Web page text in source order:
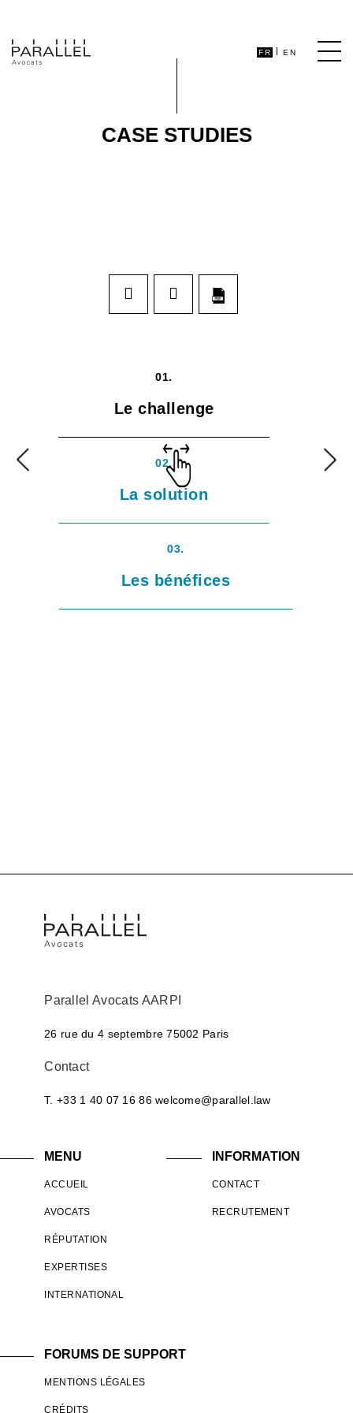
FR EN
CASE STUDIES
01.
Le challenge
02.
La solution
03.
Les bénéfices
Parallel Avocats AARPI
26 rue du 4 septembre 75002 Paris
Contact
T. +33 1 40 07 16 86 welcome@parallel.law
MENU
ACCUEIL
AVOCATS
RÉPUTATION
EXPERTISES
INTERNATIONAL
INFORMATION
CONTACT
RECRUTEMENT
FORUMS DE SUPPORT
MENTIONS LÉGALES
CRÉDITS